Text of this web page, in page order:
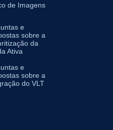
de Imagens
e
sobre a
da
Ativa
e
sobre a
do VLT